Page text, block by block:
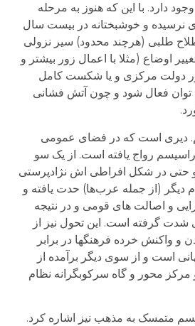
دارد. با این که هنوز به مرحله
نرسیده و خوشبختانه در بیست سال
طلبی (هرچند محدود) سیر نزولی
اوضاع (مثلا با اعمال زور بیشتر و
دولت مرکزی و یا شکست کامل
توان فعال شود و چون آتش فشانی
دیری است که در فضای عمومی
رواج یافته است. از یک سو
حتی در شکل افراطی اش نژادپرستی
دیگر (از جمله عرب‌ها) حدت یافته و
و اصالت های قومی و در نتیجه
شدت گرفته است. این تحول نیز از
واکنش خرده فرهنگها در برابر
است و از سوی دیگر برآمده از
محور و گاه سرکوبگرانه نظام
متمسک به مذهب نیز اشاره کرد.